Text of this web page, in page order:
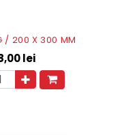
/ 200 X 300 MM
lei